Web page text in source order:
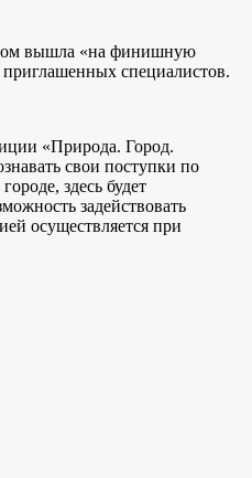
вышла «на финишную
специалистов.
«Природа. Город.
свои поступки по
здесь будет
задействовать
осуществляется при